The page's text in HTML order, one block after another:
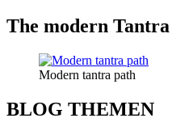
The modern
Modern tantra path
BLOG THEMEN